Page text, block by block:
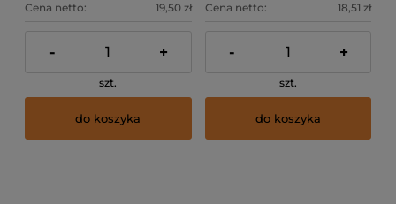
Cena netto:
19,50 zł
- +
szt.
do koszyka
Cena netto:
18,51 zł
- +
szt.
do koszyka